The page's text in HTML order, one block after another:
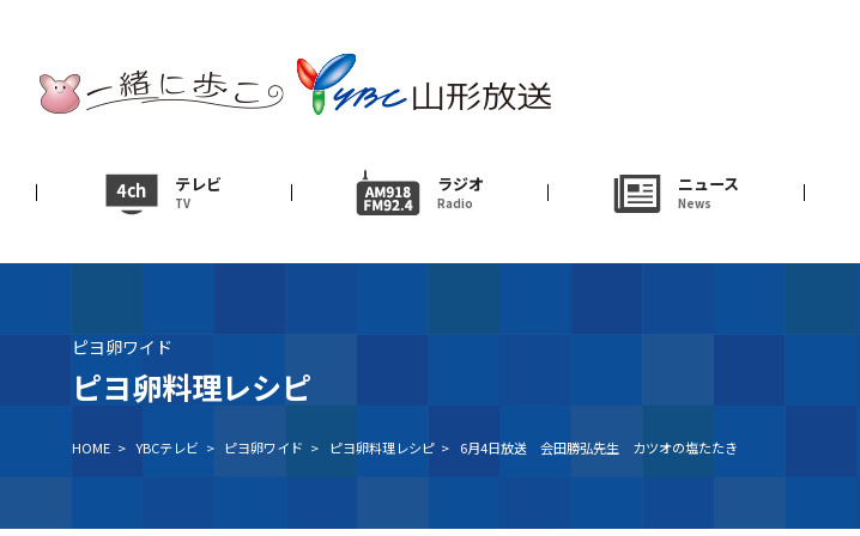
テレビ
TV
ラジオ
Radio
ニュース
News
テレビ
ニュース
News
イベント
ＹＢＣオンデマンド
ピヨ卵ワイド
ピヨ卵料理レシピ
HOME > YBCテレビ > ピヨ卵ワイド > ピヨ卵料理レシピ > 6月4日放送 会田勝弘先生 カツオの塩たたき